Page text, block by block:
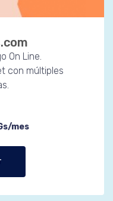
On Line.
con múltiples
mes